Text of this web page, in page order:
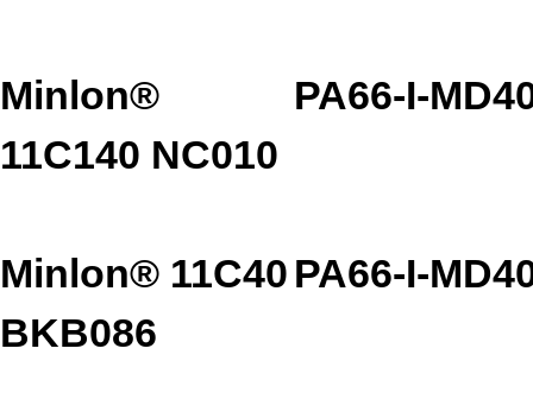
Minlon®
11C140 NC010
PA66-I-
Minlon® 11C40
BKB086
PA66-I-